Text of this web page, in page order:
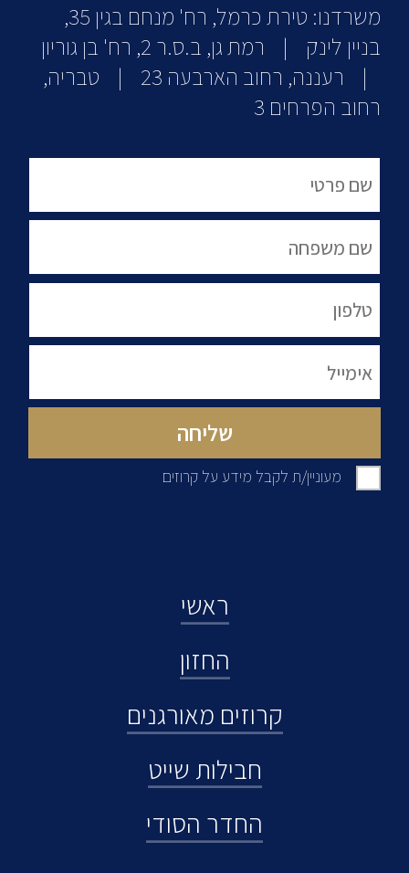
משרדנו: טירת כרמל, רח' מנחם בגין 35,
בניין לינק | רמת גן, ב.ס.ר 2, רח' בן גוריון
| רעננה, רחוב הארבעה 23 | טבריה,
רחוב הפרחים 3
מעוניין/ת לקבל מידע על קרוזים
ראשי
החזון
קרוזים מאורגנים
חבילות שייט
החדר הסודי